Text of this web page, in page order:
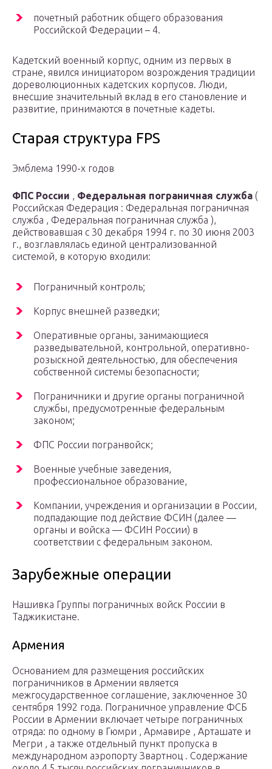
почетный работник общего образования
Российской Федерации – 4.
Кадетский военный корпус, одним из первых в
стране, явился инициатором возрождения традиции
дореволюционных кадетских корпусов. Люди,
внесшие значительный вклад в его становление и
развитие, принимаются в почетные кадеты.
Старая структура FPS
Эмблема 1990-х годов
ФПС России , Федеральная пограничная служба (
Российская Федерация : Федеральная пограничная
служба , Федеральная пограничная служба ),
действовавшая с 30 декабря 1994 г. по 30 июня 2003
г., возглавлялась единой централизованной
системой, в которую входили:
Пограничный контроль;
Корпус внешней разведки;
Оперативные органы, занимающиеся
разведывательной, контрольной, оперативно-
розыскной деятельностью, для обеспечения
собственной системы безопасности;
Пограничники и другие органы пограничной
службы, предусмотренные федеральным
законом;
ФПС России погранвойск;
Военные учебные заведения,
профессиональное образование,
Компании, учреждения и организации в России,
подпадающие под действие ФСИН (далее —
органы и войска — ФСИН России) в
соответствии с федеральным законом.
Зарубежные операции
Нашивка Группы пограничных войск России в
Таджикистане.
Армения
Основанием для размещения российских
пограничников в Армении является
межгосударственное соглашение, заключенное 30
сентября 1992 года. Пограничное управление ФСБ
России в Армении включает четыре пограничных
отряда: по одному в Гюмри , Армавире , Арташате и
Мегри , а также отдельный пункт пропуска в
международном аэропорту Звартноц . Содержание